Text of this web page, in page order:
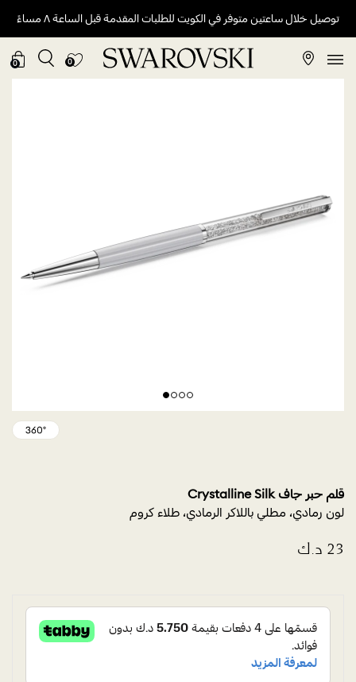
توصيل خلال ساعتين متوفر في الكويت للطلبات المقدمة قبل الساعة ٨ مساءً
0
0
قلم حبر جاف Crystalline Silk
لون رمادي، مطلي باللاكر الرمادي، طلاء كروم